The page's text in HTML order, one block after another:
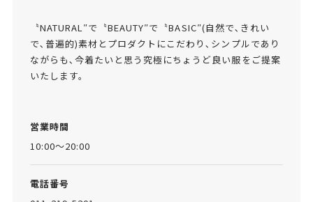
〝NATURAL″で〝BEAUTY″で〝BASIC″(自然で､きれい
で､普遍的)素材とプロダクトにこだわり､シンプルであり
ながらも､今着たいと思う究極にちょうど良い服をご提案
いたします。
営業時間
10:00～20:00
電話番号